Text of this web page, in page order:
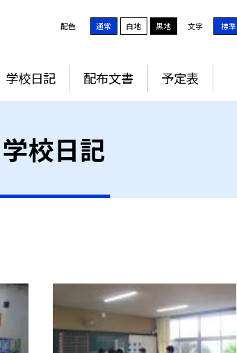
配色 通常 白地 黒地 文字 標準
学校日記 配布文書 予定表
学校日記